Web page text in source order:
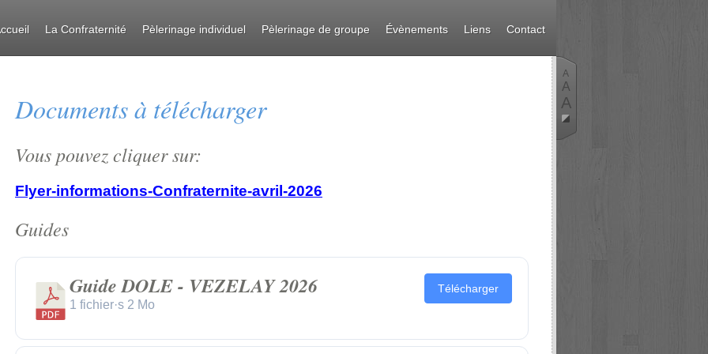
La Confraternité Pèlerinage individuel Pèlerinage de groupe Évènements Liens Contact
A
A
A
Documents à télécharger
Vous pouvez cliquer sur:
Flyer-informations-Confraternite-avril-2026
Guides
Guide DOLE - VEZELAY 2026
1 fichier·s 2 Mo
Télécharger